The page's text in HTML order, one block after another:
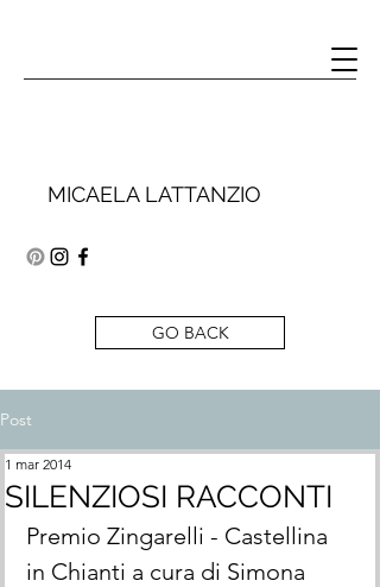
MICAELA LATTANZIO
GO BACK
Post
SILENZIOSI RACCONTI
1 mar 2014
Premio Zingarelli - Castellina
in Chianti a cura di Simona